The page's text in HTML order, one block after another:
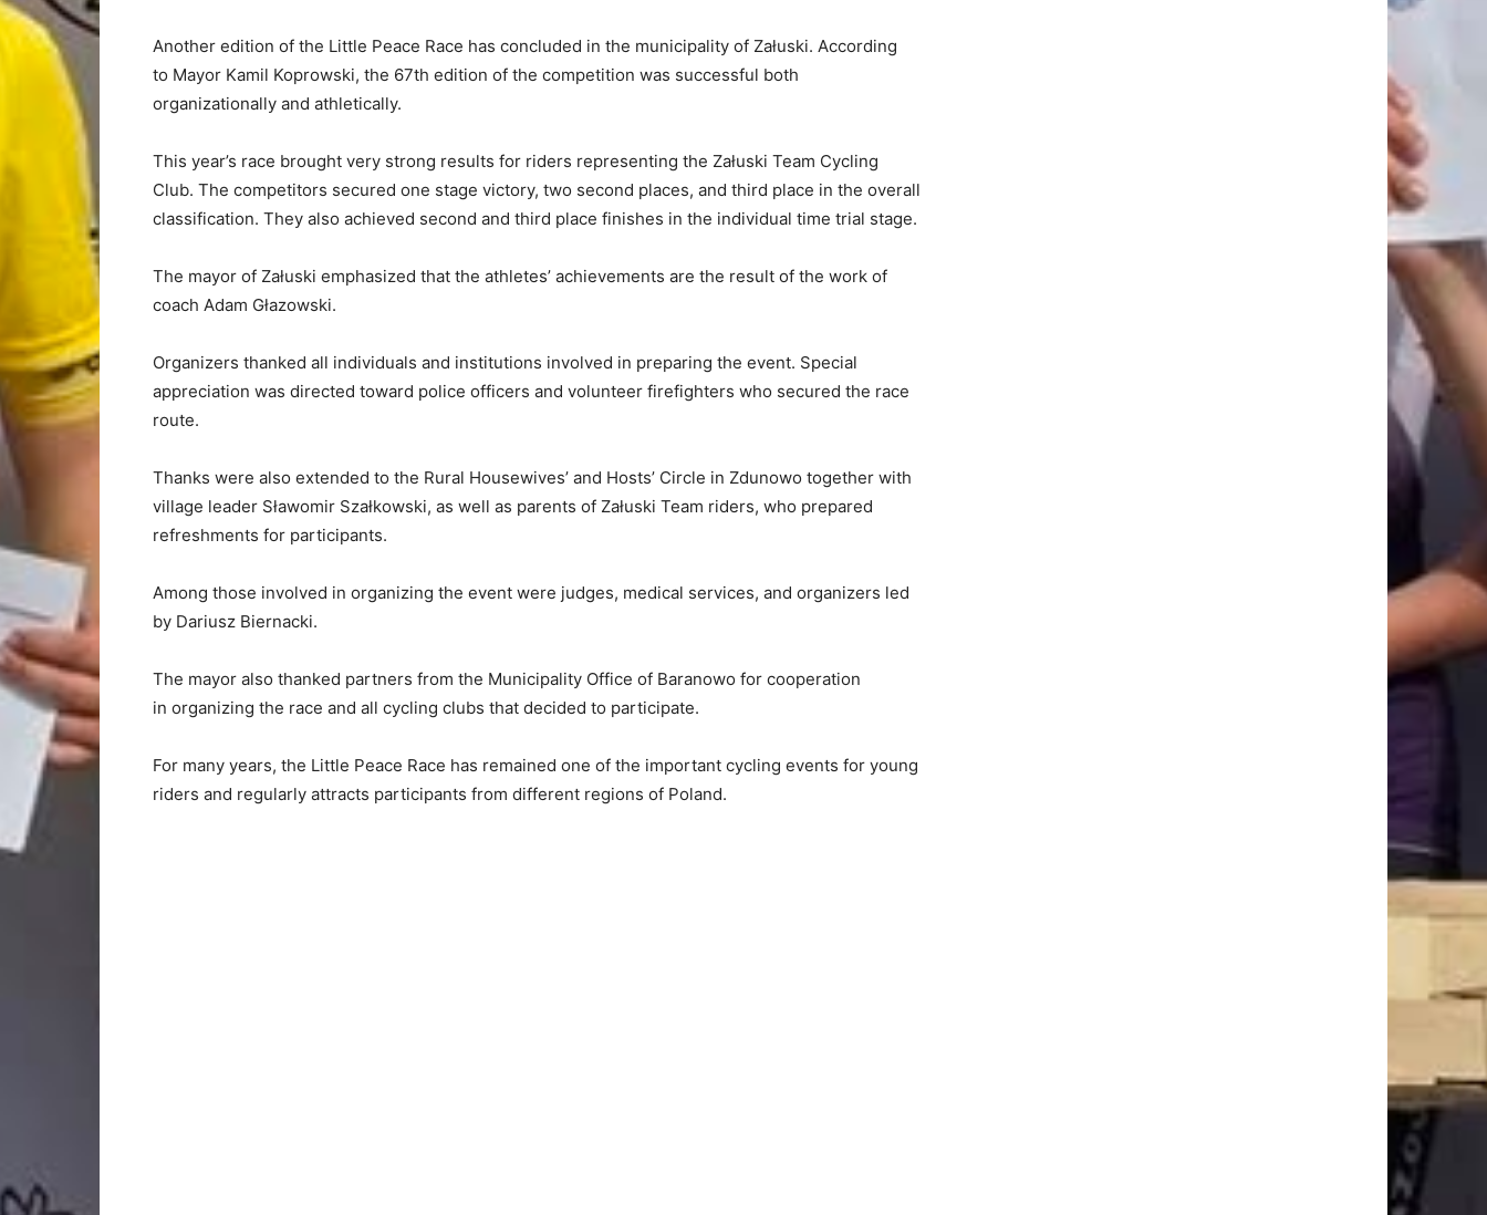
Another edition of the Little Peace Race has concluded in the municipality of Załuski. According
to Mayor Kamil Koprowski, the 67th edition of the competition was successful both
organizationally and athletically.
This year’s race brought very strong results for riders representing the Załuski Team Cycling
Club. The competitors secured one stage victory, two second places, and third place in the overall
classification. They also achieved second and third place finishes in the individual time trial stage.
The mayor of Załuski emphasized that the athletes’ achievements are the result of the work of
coach Adam Głazowski.
Organizers thanked all individuals and institutions involved in preparing the event. Special
appreciation was directed toward police officers and volunteer firefighters who secured the race
route.
Thanks were also extended to the Rural Housewives’ and Hosts’ Circle in Zdunowo together with
village leader Sławomir Szałkowski, as well as parents of Załuski Team riders, who prepared
refreshments for participants.
Among those involved in organizing the event were judges, medical services, and organizers led
by Dariusz Biernacki.
The mayor also thanked partners from the Municipality Office of Baranowo for cooperation
in organizing the race and all cycling clubs that decided to participate.
For many years, the Little Peace Race has remained one of the important cycling events for young
riders and regularly attracts participants from different regions of Poland.